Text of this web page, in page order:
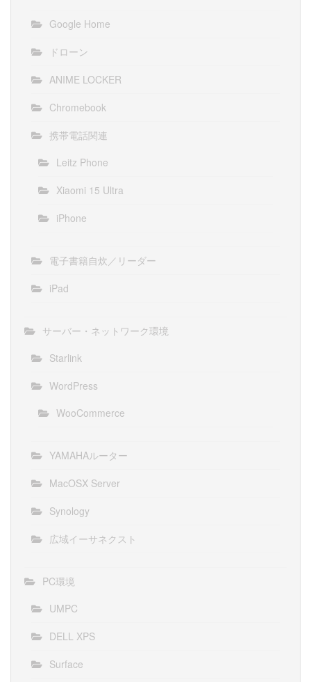
Google Home
ドローン
ANIME LOCKER
Chromebook
携帯電話関連
Leitz Phone
Xiaomi 15 Ultra
iPhone
電子書籍自炊／リーダー
iPad
サーバー・ネットワーク環境
Starlink
WordPress
WooCommerce
YAMAHAルーター
MacOSX Server
Synology
広域イーサネクスト
PC環境
UMPC
DELL XPS
Surface